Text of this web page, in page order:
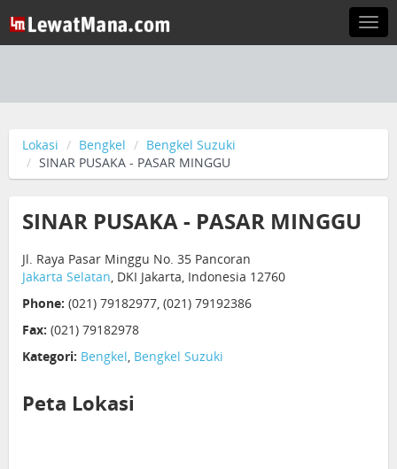
Lokasi Bengkel
Bengkel Suzuki
SINAR PUSAKA - PASAR MINGGU
SINAR PUSAKA - PASAR MINGGU
Jl. Raya Pasar Minggu No. 35 Pancoran
Jakarta Selatan, DKI Jakarta, Indonesia 12760
Phone: (021) 79182977, (021) 79192386
Fax: (021) 79182978
Kategori: Bengkel, Bengkel Suzuki
Peta Lokasi